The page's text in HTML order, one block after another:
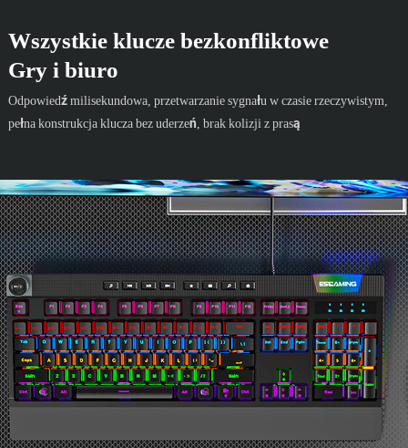
Wszystkie klucze bezkonfliktowe
Gry i biuro
Odpowiedź milisekundowa, przetwarzanie sygnału w czasie rzeczywistym,
pełna konstrukcja klucza bez uderzeń, brak kolizji z prasą